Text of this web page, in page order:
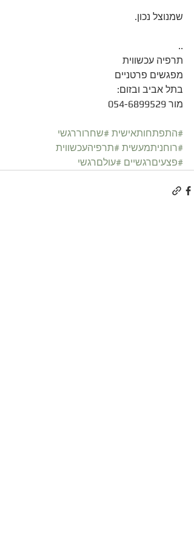
שמנוצל נכון.
..
תרפיה עכשווית
מפגשים פרטניים
בתל אביב ובזום:
מור 054-6899529
#התפתחותאישית #שחרוררגשי
#רוחניתמעשית #תרפיהעכשווית
#פצעיםרגשיים #עולםרגשי